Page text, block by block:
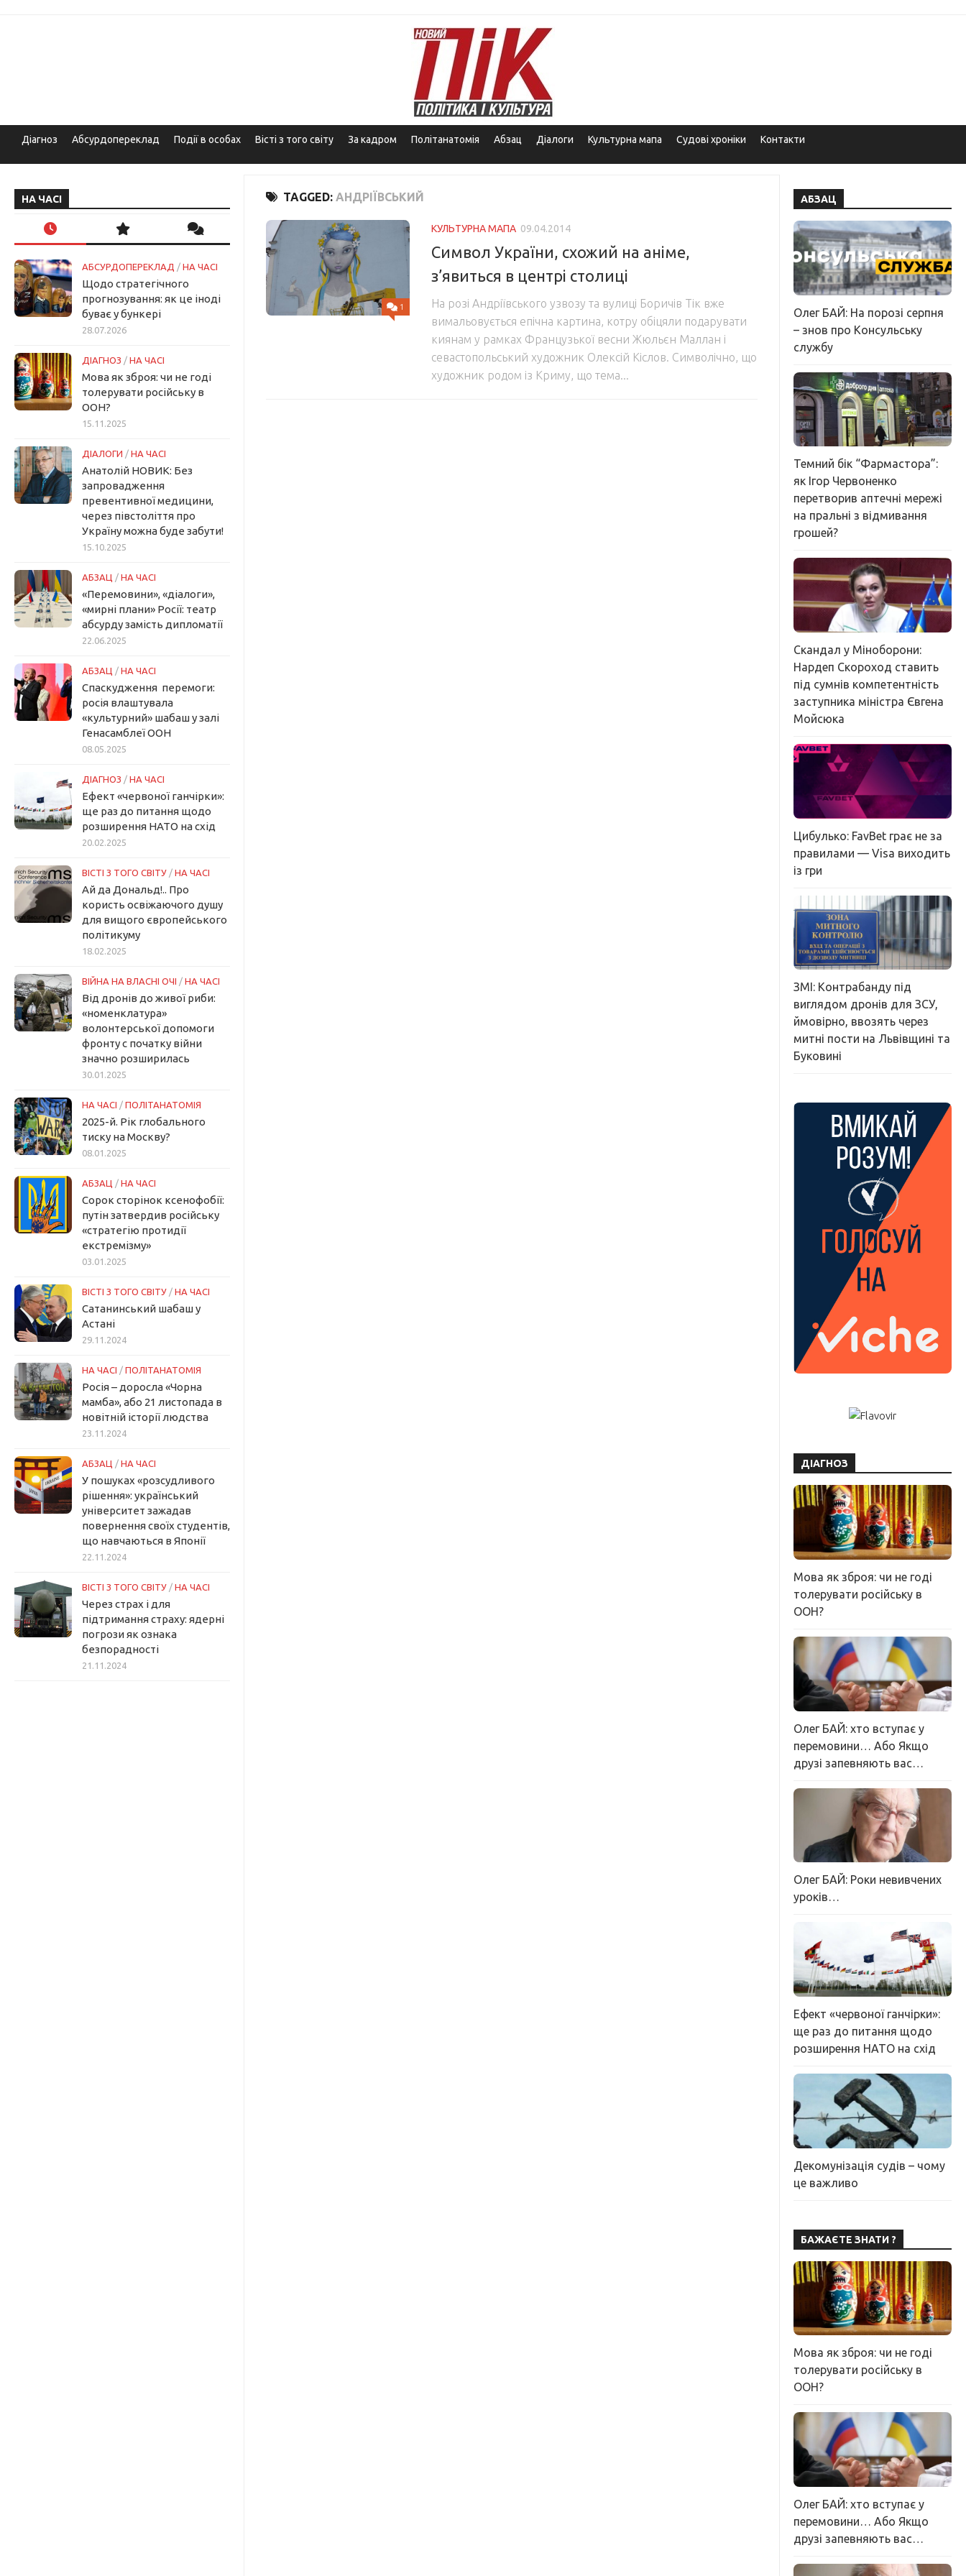
Діагноз Абсурдопереклад Події в особах Вісті з того світу За кадром Політанатомія Абзац Діалоги Культурна мапа Судові хроніки Контакти
TAGGED: АНДРІЇВСЬКИЙ
1
КУЛЬТУРНА МАПА 09.04.2014
Символ України, схожий на аніме,
з’явиться в центрі столиці
На розі Андріївського узвозу та вулиці Боричів Тік вже
вимальовується епічна картина, котру обіцяли подарувати
киянам у рамках Французької весни Жюльєн Маллан і
севастопольський художник Олексій Кіслов. Символічно, що
художник родом із Криму, що тема...
НА ЧАСІ
АБСУРДОПЕРЕКЛАД / НА ЧАСІ
Щодо стратегічного
прогнозування: як це іноді
буває у бункері
28.07.2026
ДІАГНОЗ / НА ЧАСІ
Мова як зброя: чи не годі
толерувати російську в
ООН?
15.11.2025
ДІАЛОГИ / НА ЧАСІ
Анатолій НОВИК: Без
запровадження
превентивної медицини,
через півстоліття про
Україну можна буде забути!
15.10.2025
АБЗАЦ / НА ЧАСІ
«Перемовини», «діалоги»,
«мирні плани» Росії: театр
абсурду замість дипломатії
22.06.2025
АБЗАЦ / НА ЧАСІ
Спаскудження перемоги:
росія влаштувала
«культурний» шабаш у залі
Генасамблеї ООН
08.05.2025
ДІАГНОЗ / НА ЧАСІ
Ефект «червоної ганчірки»:
ще раз до питання щодо
розширення НАТО на схід
20.02.2025
ВІСТІ З ТОГО СВІТУ / НА ЧАСІ
Ай да Дональд!.. Про
користь освіжаючого душу
для вищого європейського
політикуму
18.02.2025
ВІЙНА НА ВЛАСНІ ОЧІ / НА ЧАСІ
Від дронів до живої риби:
«номенклатура»
волонтерської допомоги
фронту с початку війни
значно розширилась
30.01.2025
НА ЧАСІ / ПОЛІТАНАТОМІЯ
2025-й. Рік глобального
тиску на Москву?
08.01.2025
АБЗАЦ / НА ЧАСІ
Сорок сторінок ксенофобії:
путін затвердив російську
«стратегію протидії
екстремізму»
03.01.2025
ВІСТІ З ТОГО СВІТУ / НА ЧАСІ
Сатанинський шабаш у
Астані
29.11.2024
НА ЧАСІ / ПОЛІТАНАТОМІЯ
Росія – доросла «Чорна
мамба», або 21 листопада в
новітній історії людства
23.11.2024
АБЗАЦ / НА ЧАСІ
У пошуках «розсудливого
рішення»: український
університет зажадав
повернення своїх студентів,
що навчаються в Японії
22.11.2024
ВІСТІ З ТОГО СВІТУ / НА ЧАСІ
Через страх і для
підтримання страху: ядерні
погрози як ознака
безпорадності
21.11.2024
АБЗАЦ
Олег БАЙ: На порозі серпня
– знов про Консульську
службу
Темний бік “Фармастора”:
як Ігор Червоненко
перетворив аптечні мережі
на пральні з відмивання
грошей?
Скандал у Міноборони:
Нардеп Скороход ставить
під сумнів компетентність
заступника міністра Євгена
Мойсюка
Цибулько: FavBet грає не за
правилами — Visa виходить
із гри
ЗМІ: Контрабанду під
виглядом дронів для ЗСУ,
ймовірно, ввозять через
митні пости на Львівщині та
Буковині
ДІАГНОЗ
Мова як зброя: чи не годі
толерувати російську в
ООН?
Олег БАЙ: хто вступає у
перемовини… Або Якщо
друзі запевняють вас…
Олег БАЙ: Роки невивчених
уроків…
Ефект «червоної ганчірки»:
ще раз до питання щодо
розширення НАТО на схід
Декомунізація судів – чому
це важливо
БАЖАЄТЕ ЗНАТИ ?
Мова як зброя: чи не годі
толерувати російську в
ООН?
Олег БАЙ: хто вступає у
перемовини… Або Якщо
друзі запевняють вас…